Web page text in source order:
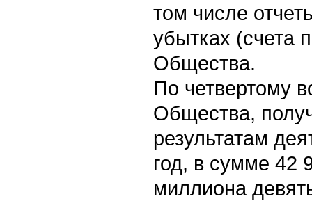
том числе
убытках (счета
Общества.
По четвертому
Общества,
результатам
год, в сумме 42
миллиона